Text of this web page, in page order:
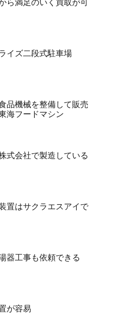
ら満足のいく買取が可
イズ二段式駐車場
品機械を整備して販売
海フードマシン
式会社で製造している
置はサクラエスアイで
器工事も依頼できる
が容易